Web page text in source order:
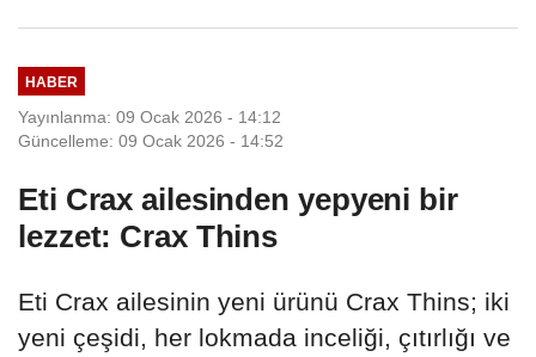
HABER
Yayınlanma: 09 Ocak 2026 - 14:12
Güncelleme: 09 Ocak 2026 - 14:52
Eti Crax ailesinden yepyeni bir
lezzet: Crax Thins
Eti Crax ailesinin yeni ürünü Crax Thins; iki
yeni çeşidi, her lokmada inceliği, çıtırlığı ve